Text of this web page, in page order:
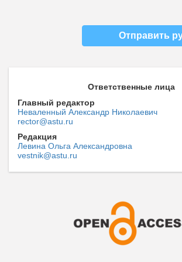
Отправить
Ответственные лица
Главный редактор
Неваленный Александр Николаевич
rector@astu.ru
Редакция
Левина Ольга Александровна
vestnik@astu.ru